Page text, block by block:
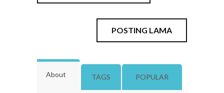
POSTING LAMA
About TAGS POPULAR